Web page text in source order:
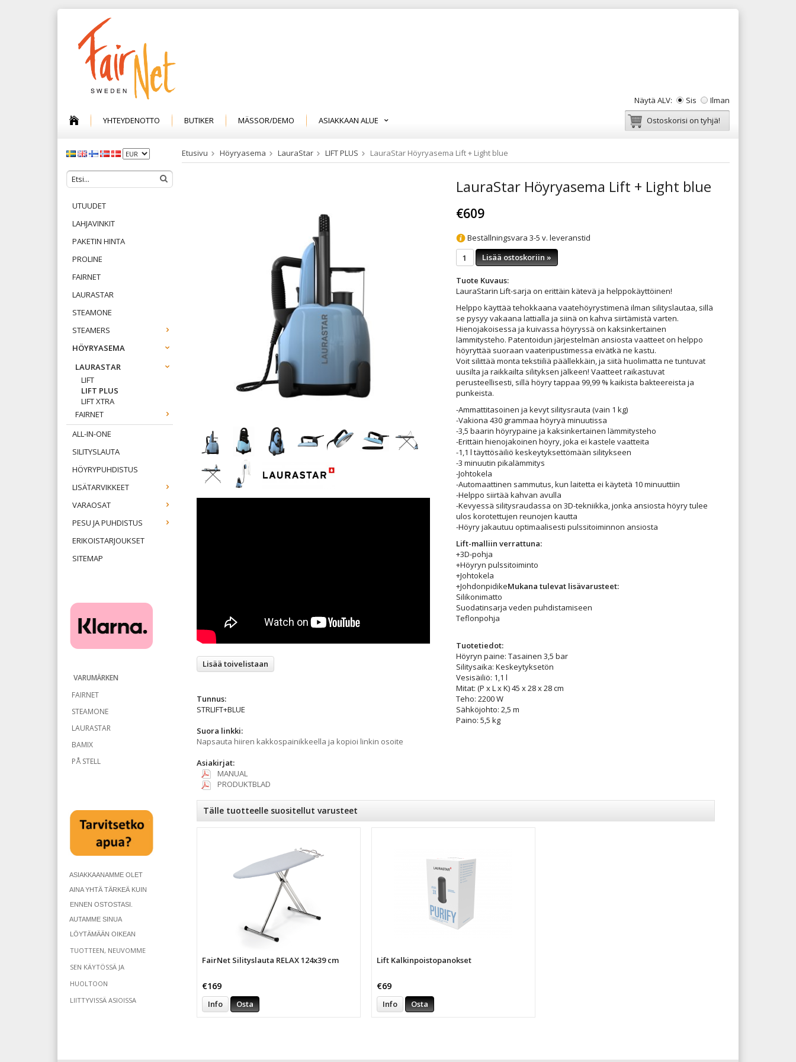
Näytä ALV: Sis
Ilman
YHTEYDENOTTO
BUTIKER MÄSSOR/DEMO ASIAKKAAN ALUE Ostoskorisi on tyhjä!
UTUUDET
LAHJAVINKIT
PAKETIN HINTA
PROLINE
FAIRNET
LAURASTAR
STEAMONE
STEAMERS
HÖYRYASEMA
LAURASTAR
LIFT
LIFT PLUS
LIFT XTRA
FAIRNET
ALL-IN-ONE
SILITYSLAUTA
HÖYRYPUHDISTUS
LISÄTARVIKKEET
VARAOSAT
PESU JA PUHDISTUS
ERIKOISTARJOUKSET
SITEMAP
VARUMÄRKEN
FAIRNET
STEAMONE
LAURASTAR
BAMIX
PÅ STELL
ASIAKKAANAMME OLET
AINA YHTÄ TÄRKEÄ KUIN
ENNEN OSTOSTASI.
AUTAMME SINUA
LÖYTÄMÄÄN OIKEAN
TUOTTEEN, NEUVOMME
SEN KÄYTÖSSÄ JA
HUOLTOON
LIITTYVISSÄ ASIOISSA
Etusivu Höyryasema LauraStar LIFT PLUS LauraStar Höyryasema Lift + Light blue
LauraStar Höyryasema Lift + Light blue
€609
Beställningsvara 3-5 v. leveranstid
Lisää ostoskoriin »
Tuote Kuvaus:
LauraStarin Lift-sarja on erittäin kätevä ja helppokäyttöinen!
Helppo käyttää tehokkaana vaatehöyrystimenä ilman silityslautaa, sillä
se pysyy vakaana lattialla ja siinä on kahva siirtämistä varten.
Hienojakoisessa ja kuivassa höyryssä on kaksinkertainen
lämmitysteho. Patentoidun järjestelmän ansiosta vaatteet on helppo
höyryttää suoraan vaateripustimessa eivätkä ne kastu.
Voit silittää monta tekstiiliä päällekkäin, ja siitä huolimatta ne tuntuvat
uusilta ja raikkailta silityksen jälkeen! Vaatteet raikastuvat
perusteellisesti, sillä höyry tappaa 99,99 % kaikista bakteereista ja
punkeista.
-Ammattitasoinen ja kevyt silitysrauta (vain 1 kg)
-Vakiona 430 grammaa höyryä minuutissa
-3,5 baarin höyrypaine ja kaksinkertainen lämmitysteho
-Erittäin hienojakoinen höyry, joka ei kastele vaatteita
-1,1 l täyttösäiliö keskeytyksettömään silitykseen
-3 minuutin pikalämmitys
-Johtokela
-Automaattinen sammutus, kun laitetta ei käytetä 10 minuuttiin
-Helppo siirtää kahvan avulla
-Kevyessä silitysraudassa on 3D-tekniikka, jonka ansiosta höyry tulee
ulos korotettujen reunojen kautta
-Höyry jakautuu optimaalisesti pulssitoiminnon ansiosta
Lift-malliin verrattuna:
+3D-pohja
+Höyryn pulssitoiminto
+Johtokela
+JohdonpidikeMukana tulevat lisävarusteet:
Silikonimatto
Suodatinsarja veden puhdistamiseen
Teflonpohja
Tuotetiedot:
Höyryn paine: Tasainen 3,5 bar
Silitysaika: Keskeytyksetön
Vesisäiliö: 1,1 l
Mitat: (P x L x K) 45 x 28 x 28 cm
Teho: 2200 W
Sähköjohto: 2,5 m
Paino: 5,5 kg
Lisää toivelistaan
Tunnus:
STRLIFT+BLUE
Suora linkki:
Napsauta hiiren kakkospainikkeella ja kopioi linkin osoite
Asiakirjat:
MANUAL
PRODUKTBLAD
Tälle tuotteelle suositellut varusteet
FairNet Silityslauta RELAX 124x39 cm
€169
Info Osta
Lift Kalkinpoistopanokset
€69
Info Osta